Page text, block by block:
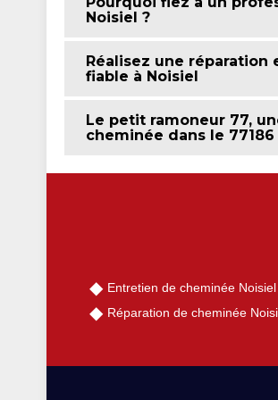
Noisiel ?
Réalisez une
fiable à Noisiel
Le petit ramoneur 77,
cheminée dans le 77186
Entretien de cheminée Noisiel
Réparation de cheminée